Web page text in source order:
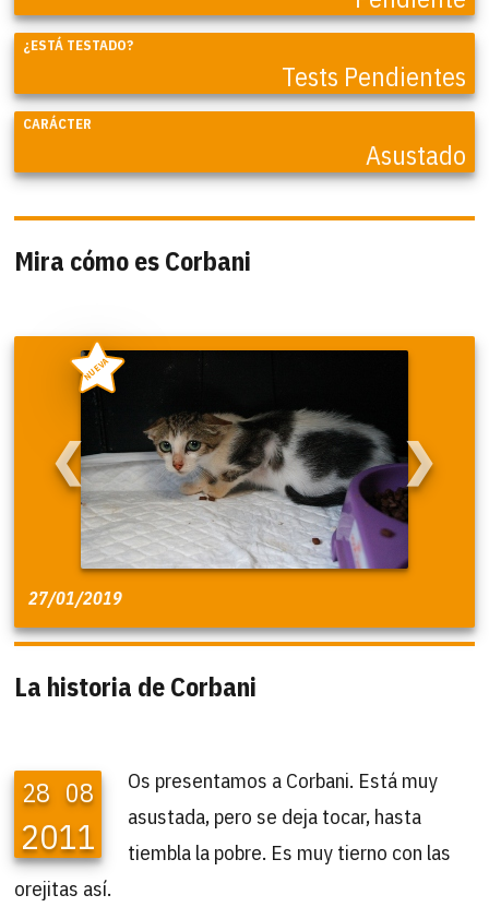
¿ESTÁ TESTADO?
Tests Pendientes
CARÁCTER
Asustado
Mira cómo es Corbani
❮ ❯
NUEVA
27/01/2019
La historia de Corbani
28 08
2011
Os presentamos a Corbani. Está muy
asustada, pero se deja tocar, hasta
tiembla la pobre. Es muy tierno con las
orejitas así.